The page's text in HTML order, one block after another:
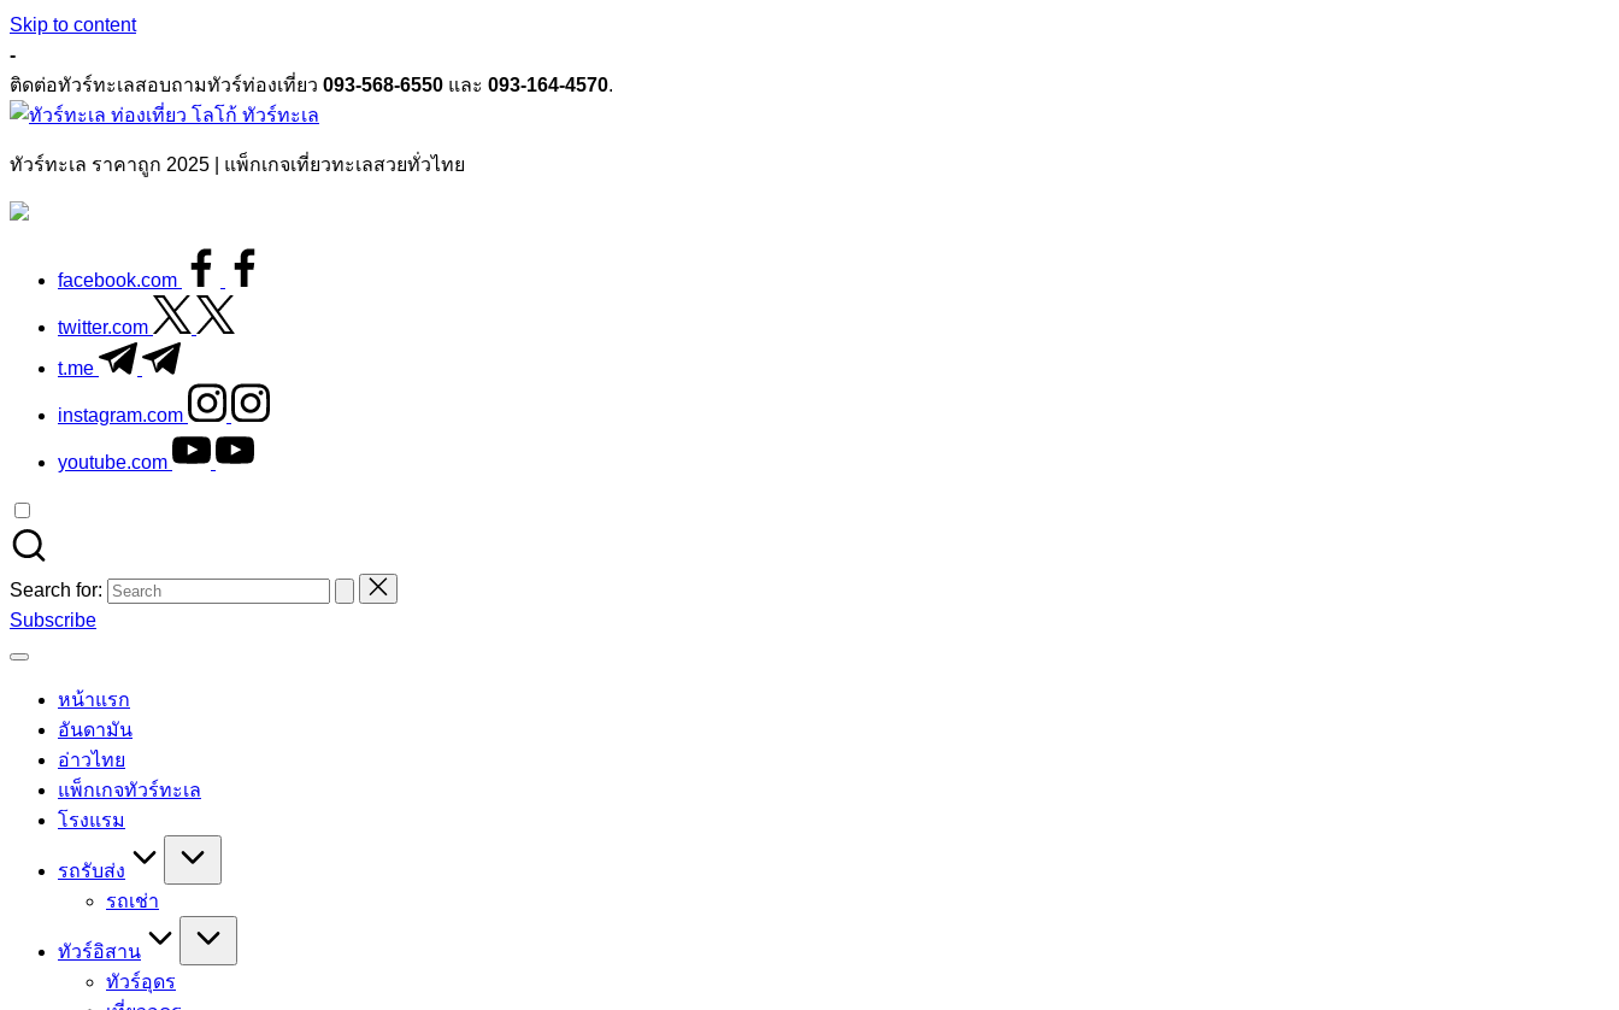
Skip to content
-
ติดต่อทัวร์ทะเลสอบถามทัวร์ท่องเที่ยว 093-568-6550 และ 093-164-4570.
ทัวร์ทะเล
ทัวร์ทะเล ราคาถูก 2025 | แพ็กเกจเที่ยวทะเลสวยทั่วไทย
facebook.com
twitter.com
t.me
instagram.com
youtube.com
Search for:
Subscribe
หน้าแรก
อันดามัน
อ่าวไทย
แพ็กเกจทัวร์ทะเล
โรงแรม
รถรับส่ง
รถเช่า
ทัวร์อิสาน
ทัวร์อุดร